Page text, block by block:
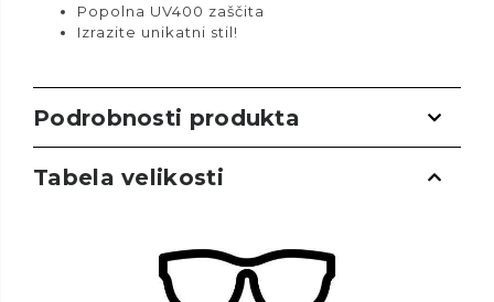
Popolna UV400 zaščita
Izrazite unikatni stil!
Podrobnosti produkta
Tabela velikosti